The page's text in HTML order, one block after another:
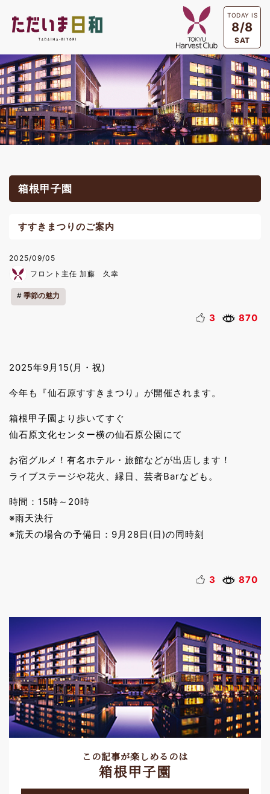
TODAY IS
8/8
SAT
箱根甲子園
すすきまつりのご案内
2025/09/05
フロント主任 加藤 久幸
季節の魅力
3 870
2025年9月15(月・祝)
今年も『仙石原すすきまつり』が開催されます。
箱根甲子園より歩いてすぐ
仙石原文化センター横の仙石原公園にて
お宿グルメ！有名ホテル・旅館などが出店します！
ライブステージや花火、縁日、芸者Barなども。
時間：15時～20時
※雨天決行
※荒天の場合の予備日：9月28日(日)の同時刻
3 870
この記事が楽しめるのは
箱根甲子園